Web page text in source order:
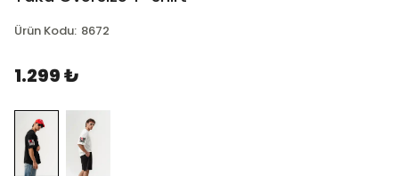
Ürün Kodu: 8672
1.299 ₺